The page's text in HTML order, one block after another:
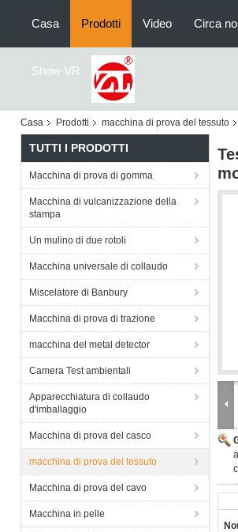
Casa Prodotti Video Circa
Show VR
Casa Prodotti macchina di prova del tessuto
TUTTI I PRODOTTI
Macchina di prova di gomma
Macchina di vulcanizzazione della
stampa
Un mulino di due rotoli
Macchina universale di collaudo
Miscelatore di Banbury
Macchina di prova di trazione
macchina del metal detector
Camera Test ambientali
Apparecchiatura di collaudo
d'imballaggio
Macchina di prova del casco
macchina di prova del tessuto
Macchina di prova del cavo
Macchina in pelle